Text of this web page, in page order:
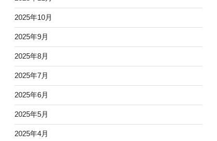
2025年10月
2025年9月
2025年8月
2025年7月
2025年6月
2025年5月
2025年4月